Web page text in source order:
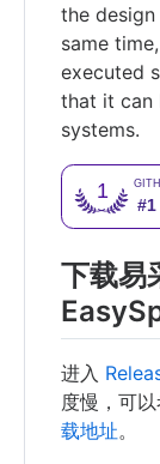
the
same
executed
that it can
systems.
下载易
进入
度慢，可
载地址。